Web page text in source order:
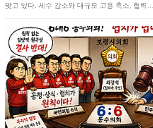
맞고 있다. 세수 감소와 대규모 고용 축소, 협력…